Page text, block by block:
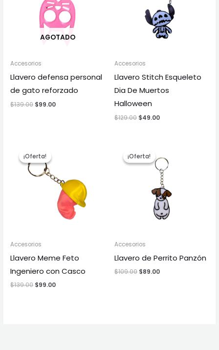
AGOTADO
Accesorios
Llavero defensa personal
de gato reforzado
$139.00 $99.00
Accesorios
Llavero Stitch Esqueleto
Dia De Muertos
Halloween
$129.00 $49.00
¡Oferta!
¡Oferta!
Accesorios
Llavero Meme Feto
Ingeniero con Casco
$139.00
precio
original
era:
$139.00.
$99.00
$99.00.
¡Oferta!
¡Oferta!
Accesorios
Llavero de Perrito Panzón
$109.00
precio
original
era:
$109.00.
$89.00
actual
es:
$89.00.